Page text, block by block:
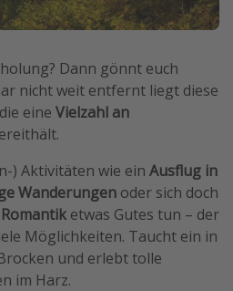
Dann gönnt euch
nicht weit entfernt liegt diese
eine Vielzahl an
) Aktivitäten wie ein Ausflug in
Wanderungen oder sich doch
etwas Gutes tun – der
Möglichkeiten. Taucht ein in
und erlebt tolle
im Harz.